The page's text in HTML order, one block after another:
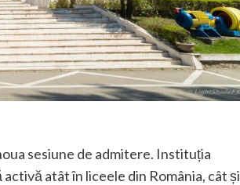
sesiune de admitere. Instituția
atât în liceele din România, cât și